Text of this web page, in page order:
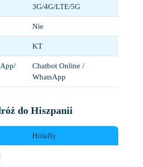
3G/4G/LTE/5G
Nie
KT
Chatbot Online /
WhatsApp
do Hiszpanii
Holafly